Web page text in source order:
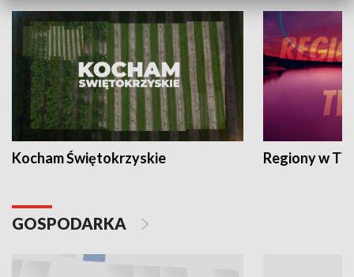
Kocham Świętokrzyskie Regiony w
GOSPODARKA